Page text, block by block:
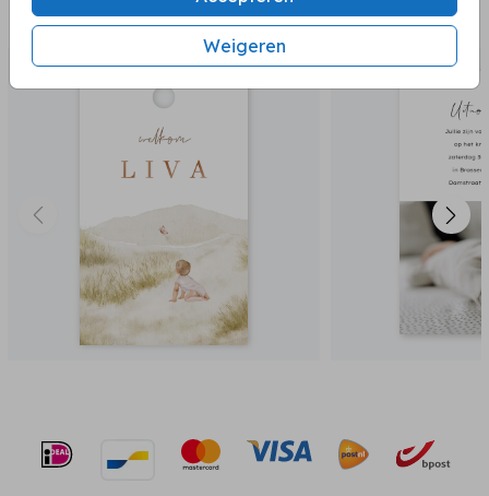
Weigeren
BEKIJK OOK